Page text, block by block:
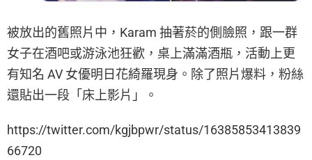
被放出的舊照片中，Karam 抽著菸的側臉照，跟一群
女子在酒吧或游泳池狂歡，桌上滿滿酒瓶，活動上更
有知名 AV 女優明日花綺羅現身。除了照片爆料，粉絲
還貼出一段「床上影片」。
https://twitter.com/kgjbpwr/status/16385853413839
66720